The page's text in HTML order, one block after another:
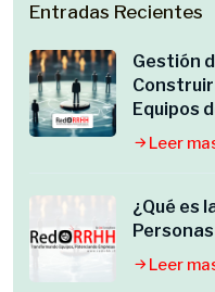
Entradas Recientes
Gestión
Equipos
Leer
¿Qué es
Leer